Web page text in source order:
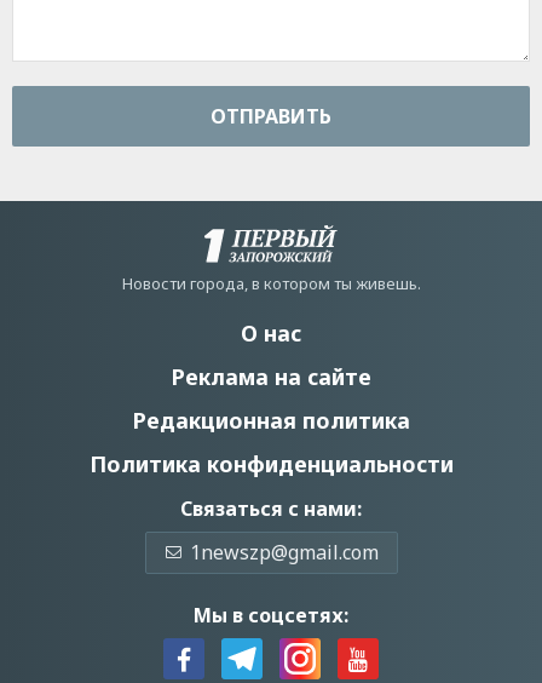
ОТПРАВИТЬ
Новости города, в котором ты живешь.
О нас
Реклама на сайте
Редакционная политика
Политика конфиденциальности
Связаться с нами:
1newszp@gmail.com
Мы в соцсетях: